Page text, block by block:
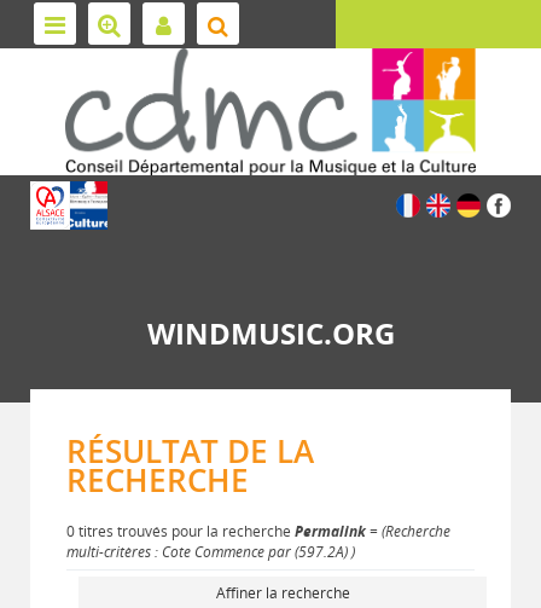
WINDMUSIC.ORG
RÉSULTAT DE LA
RECHERCHE
0 titres trouvés pour la recherche Permalink= (Recherche
multi-critères : Cote Commence par (597.2A) )
Affiner la recherche